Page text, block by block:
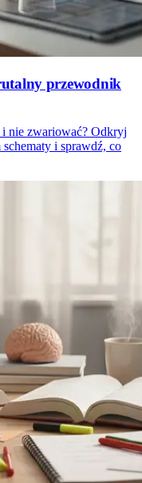
przewodnik
nie zwariować? Odkryj
schematy i sprawdź, co